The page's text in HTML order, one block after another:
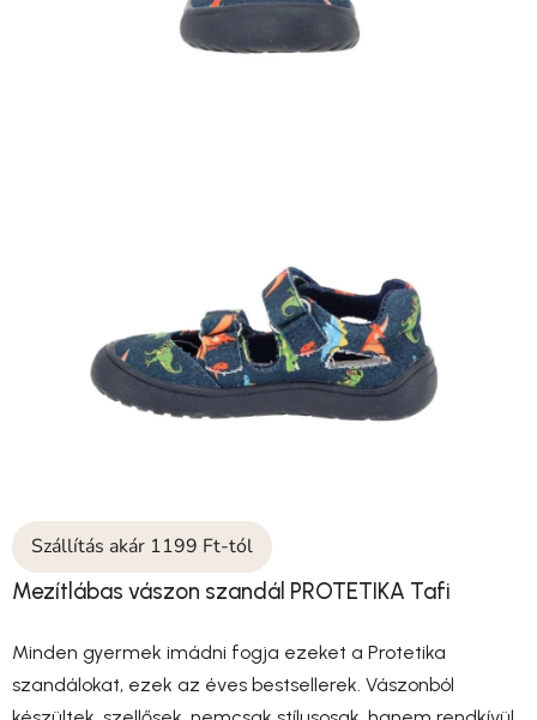
Szállítás akár 1199 Ft-tól
Mezítlábas vászon szandál PROTETIKA Tafi
Minden gyermek imádni fogja ezeket a Protetika
szandálokat, ezek az éves bestsellerek. Vászonból